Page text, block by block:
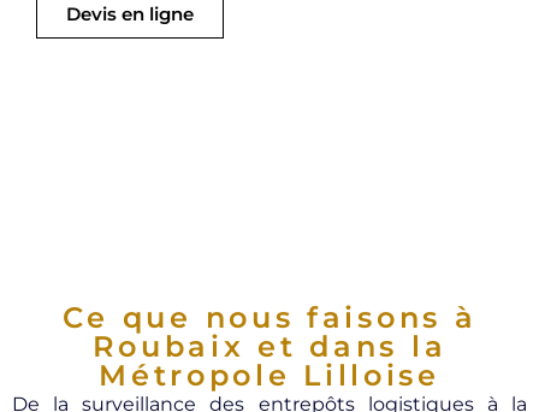
Devis en ligne
Ce que nous faisons à
Roubaix et dans la
Métropole Lilloise
De la surveillance des entrepôts logistiques à la